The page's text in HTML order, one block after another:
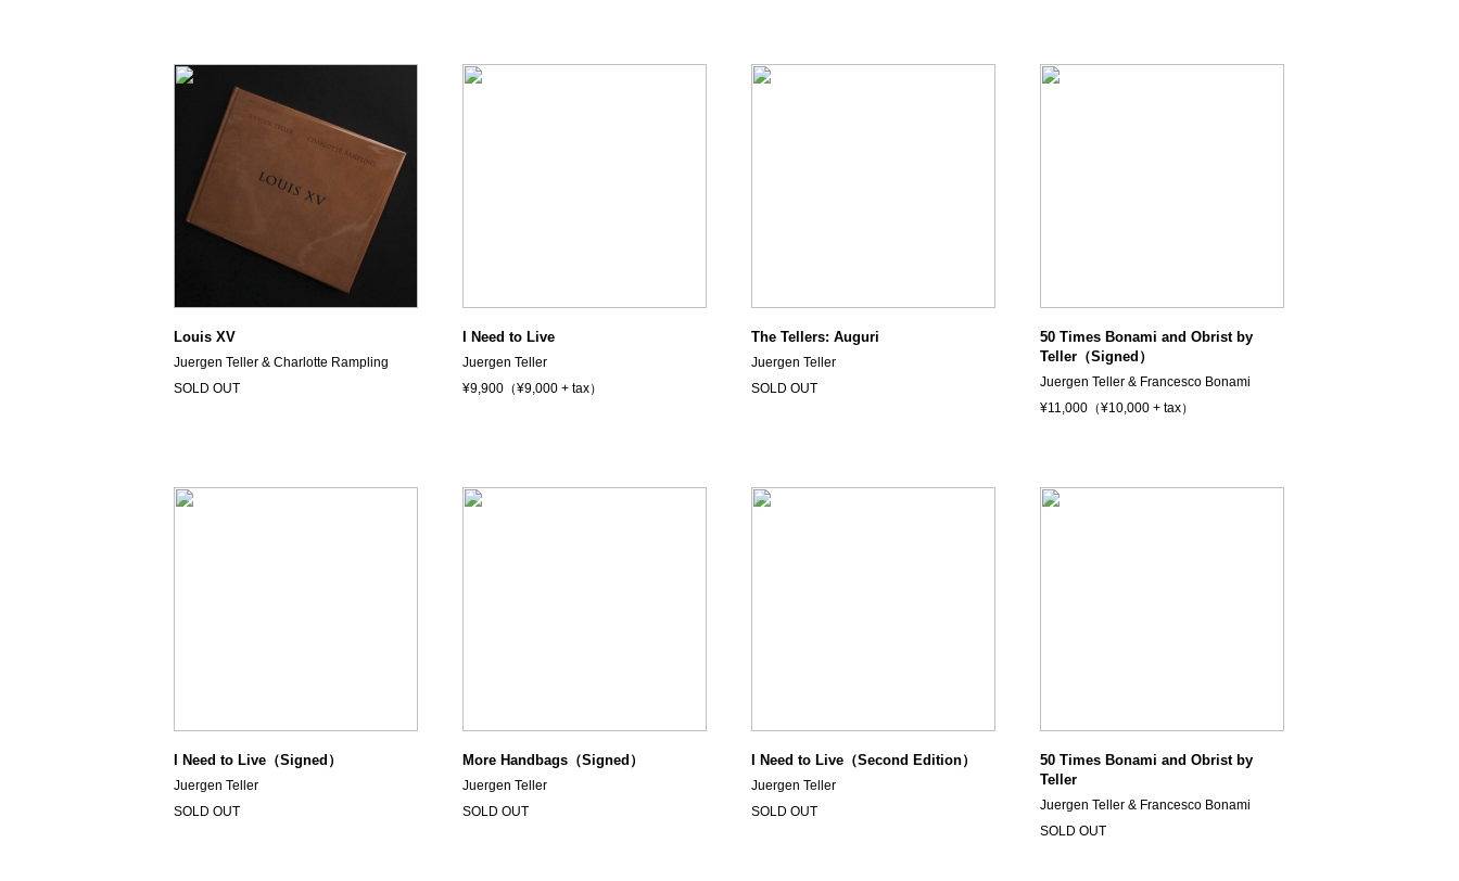
Louis XV
Juergen Teller & Charlotte Rampling
SOLD OUT
I Need to Live
Juergen Teller
¥9,900（¥9,000 + tax）
The Tellers: Auguri
Juergen Teller
SOLD OUT
50 Times Bonami and Obrist by
Teller（Signed）
Juergen Teller & Francesco Bonami
¥11,000（¥10,000 + tax）
I Need to Live（Signed）
Juergen Teller
SOLD OUT
More Handbags（Signed）
Juergen Teller
SOLD OUT
I Need to Live（Second Edition）
Juergen Teller
SOLD OUT
50 Times Bonami and Obrist by
Teller
Juergen Teller & Francesco Bonami
SOLD OUT